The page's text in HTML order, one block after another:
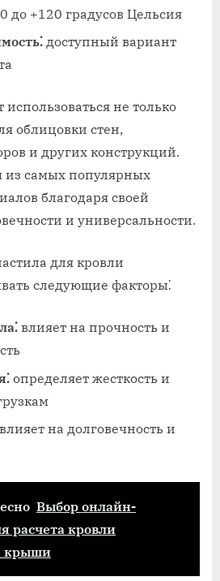
до +120 градусов Цельсия
доступный вариант
не только
облицовки стен,
и других конструкций.
из самых популярных
благодаря своей
и универсальности.
для кровли
следующие факторы⁚
влияет на прочность и
определяет жесткость и
влияет на долговечность и
Выбор онлайн-
расчета кровли
крыши